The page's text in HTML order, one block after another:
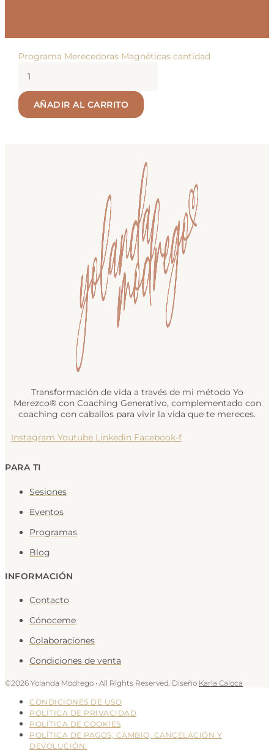
Programa Merecedoras Magnéticas cantidad
AÑADIR AL CARRITO
Transformación de vida a través de mi método Yo
Merezco® con Coaching Generativo, complementado con
coaching con caballos para vivir la vida que te mereces.
Instagram Youtube Linkedin Facebook-f
PARA TI
Sesiones
Eventos
Programas
Blog
INFORMACIÓN
Contacto
Cónoceme
Colaboraciones
Condiciones de venta
©2026 Yolanda Modrego • All Rights Reserved. Diseño Karla Caloca
CONDICIONES DE USO
POLÍTICA DE PRIVACIDAD
POLÍTICA DE COOKIES
POLÍTICA DE PAGOS, CAMBIO, CANCELACIÓN Y
DEVOLUCIÓN.